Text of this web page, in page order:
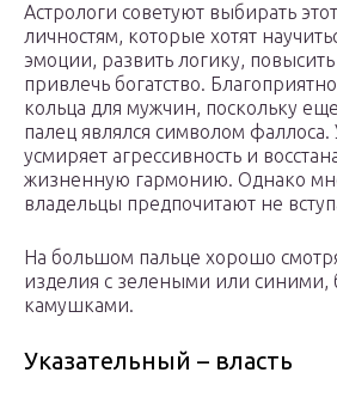
Астрологи советуют выбирать
личностям, которые хотят
эмоции, развить логику,
привлечь богатство.
кольца для мужчин, поскольку
палец являлся символом
усмиряет агрессивность и
жизненную гармонию. Однако
владельцы предпочитают не
На большом пальце хорошо
изделия с зелеными или
камушками.
Указательный – власть